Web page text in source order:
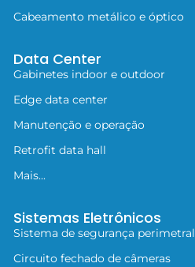
Cabeamento metálico e óptico
Data Center
Gabinetes indoor e outdoor
Edge data center
Manutenção e operação
Retrofit data hall
Mais...
Sistemas Eletrônicos
Sistema de segurança perimetral
Circuito fechado de câmeras